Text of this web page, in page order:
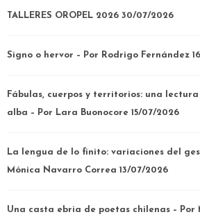
TALLERES OROPEL 2026 30/07/2026
Signo o hervor – Por Rodrigo Fernández
Fábulas, cuerpos y territorios: una
alba – Por Lara Buonocore 15/07/2026
La lengua de lo finito: variaciones del
Mónica Navarro Correa 13/07/2026
Una casta ebria de poetas chilenas –